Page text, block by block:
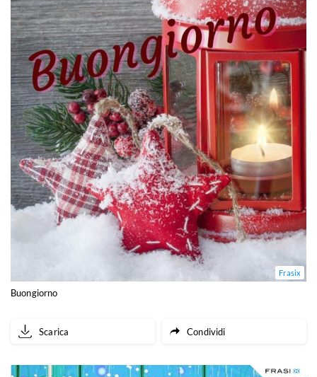
Frasix
Buongiorno
Scarica Condividi